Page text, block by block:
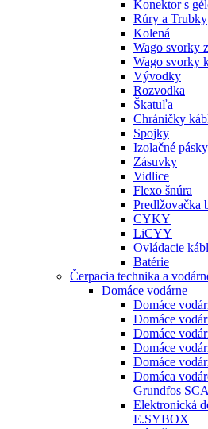
Konektor s
Rúry a Trubky
Kolená
Wago svorky
Wago svorky
Vývodky
Rozvodka
Škatuľa
Chráničky
Spojky
Izolačné pásky
Zásuvky
Vidlice
Flexo šnúra
Predlžovačka
CYKY
LiCYY
Ovládacie
Batérie
Čerpacia technika a
Domáce vodárne
Domáce
Domáce
Domáce
Domáce
Domáce
Domáca
Grundfos
Elektronická
E.SYBOX